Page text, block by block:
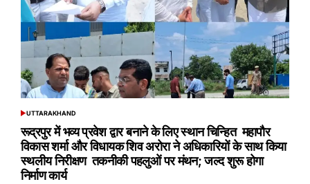
POSTED
UTTARAKHAND
रूद्रपुर में भव्य प्रवेश द्वार बनाने के लिए स्थान चिन्हित महापौर
विकास शर्मा और विधायक शिव अरोरा ने अधिकारियों के साथ किया
स्थलीय निरीक्षण तकनीकी पहलुओं पर मंथन; जल्द शुरू होगा
निर्माण कार्य